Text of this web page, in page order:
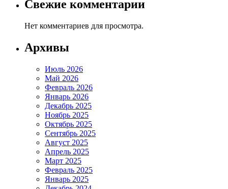
Свежие комментарии
Нет комментариев для просмотра.
Архивы
Июль 2026
Май 2026
Февраль 2026
Январь 2026
Декабрь 2025
Ноябрь 2025
Октябрь 2025
Сентябрь 2025
Август 2025
Апрель 2025
Март 2025
Февраль 2025
Январь 2025